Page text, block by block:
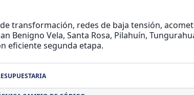
transformación, redes de baja tensión,
Benigno Vela, Santa Rosa, Pilahuín,
eficiente segunda etapa.